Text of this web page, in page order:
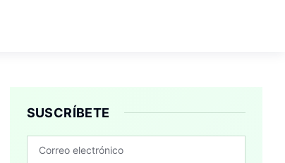
SUSCRÍBETE